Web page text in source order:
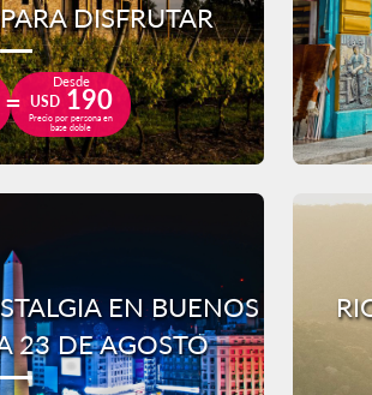
DISFRUTAR
Desde
USD190
Precio por persona en
base doble
EN BUENOS
23 DE AGOSTO